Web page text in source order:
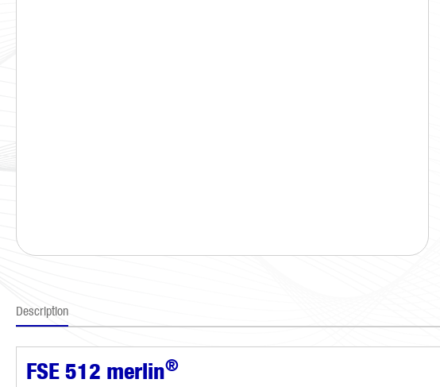
Description
FSE 512 merlin®